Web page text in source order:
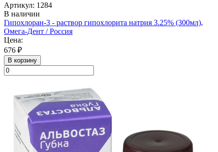
Артикул: 1284
В наличии
Гипохлоран-3 - раствор гипохлорита натрия 3.25% (300мл),
Омега-Дент / Россия
Цена:
676 ₽
В корзину